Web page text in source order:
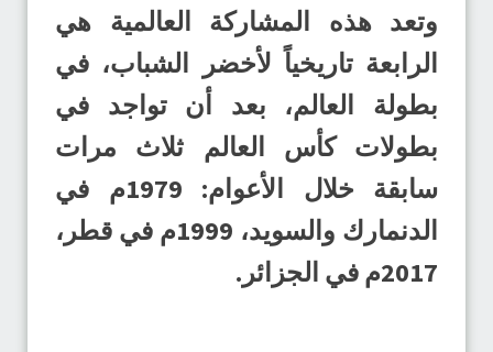
وتعد هذه المشاركة العالمية هي
الرابعة تاريخياً لأخضر الشباب، في
بطولة العالم، بعد أن تواجد في
بطولات كأس العالم ثلاث مرات
سابقة خلال الأعوام: 1979م في
الدنمارك والسويد، 1999م في قطر،
2017م في الجزائر.